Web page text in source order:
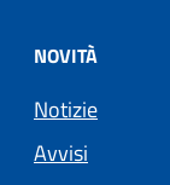
NOVITÀ
Notizie
Avvisi